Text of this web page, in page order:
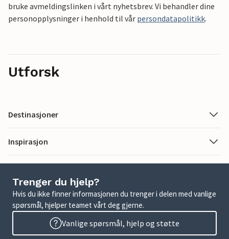
bruke avmeldingslinken i vårt nyhetsbrev. Vi behandler dine
personopplysninger i henhold til vår persondatapolitikk.
Utforsk
Destinasjoner
Inspirasjon
Trenger du hjelp?
Hvis du ikke finner informasjonen du trenger i delen med vanlige
spørsmål, hjelper teamet vårt deg gjerne.
Vanlige spørsmål, hjelp og støtte